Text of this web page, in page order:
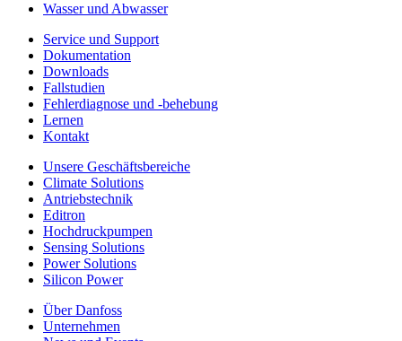
Wasser und Abwasser
Service und Support
Dokumentation
Downloads
Fallstudien
Fehlerdiagnose und -behebung
Lernen
Kontakt
Unsere Geschäftsbereiche
Climate Solutions
Antriebstechnik
Editron
Hochdruckpumpen
Sensing Solutions
Power Solutions
Silicon Power
Über Danfoss
Unternehmen